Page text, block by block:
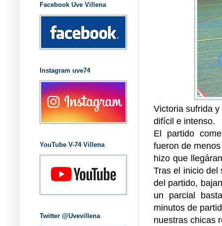
Victoria sufrida
difícil e intenso.
El partido
fueron de
hizo que
Tras el inicio del
del partido,
un parcial
minutos de
nuestras chicas
Facebook Uve Villena
Instagram uve74
YouTube V-74 Villena
Twitter @Uvevillena